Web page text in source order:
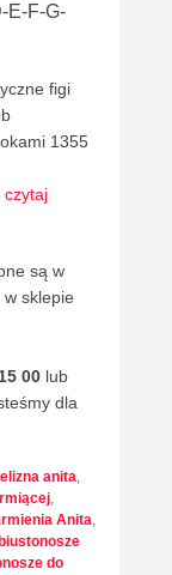
E-F-G-
figi
1355
czytaj
są w
w sklepie
00 lub
dla
anita,
,
Anita,
biustonosze
do